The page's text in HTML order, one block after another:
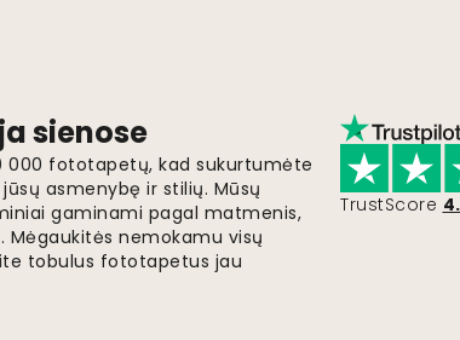
sienose
000 fototapetų, kad sukurtumėte
asmenybę ir stilių. Mūsų
gaminami pagal matmenis,
Mėgaukitės nemokamu visų
tobulus fototapetus jau
TrustScore